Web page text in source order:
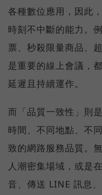
各種數位應用，因此
時刻不中斷的能力。
票、秒殺限量商品、
是重要的線上會議，
延遲且持續運作。
而「品質一致性」則
時間、不同地點、不
致的網路服務品質。
人潮密集場域，或是
音、傳送 LINE 訊息